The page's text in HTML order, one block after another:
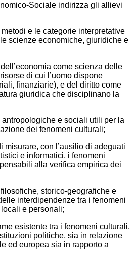
Sociale indirizza gli allievi
e le categorie interpretative
scienze economiche, giuridiche e
come scienza delle
di cui l’uomo dispone
finanziarie), e del diritto come
giuridica che disciplinano la
e sociali utili per la
dei fenomeni culturali;
misurare, con l’ausilio di adeguati
e informatici, i fenomeni
alla verifica empirica dei
storico-geografiche e
interdipendenze tra i fenomeni
e personali;
esistente tra i fenomeni culturali,
politiche, sia in relazione
ed europea sia in rapporto a